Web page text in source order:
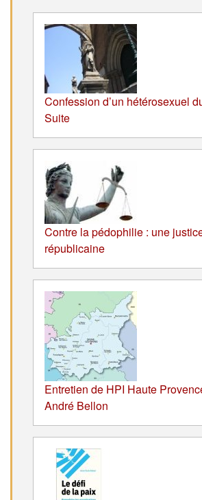
Confession d’un hétérosexuel
Suite
Contre la pédophilie : une
républicaine
Entretien de HPI Haute
André Bellon